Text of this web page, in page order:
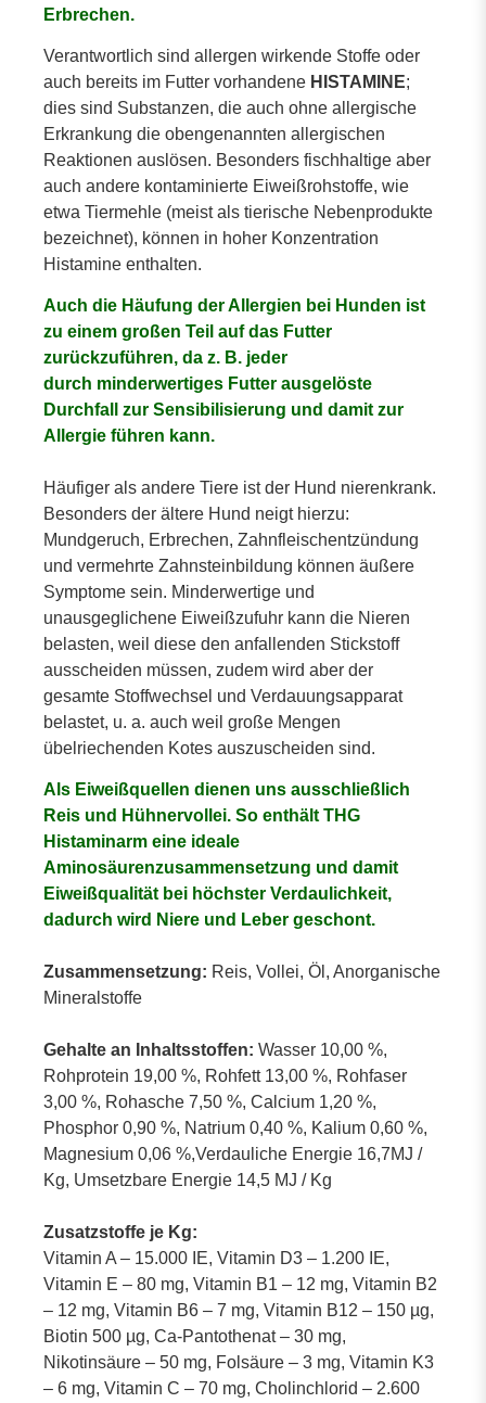
Erbrechen.
Verantwortlich sind allergen wirkende Stoffe oder
auch bereits im Futter vorhandene HISTAMINE;
dies sind Substanzen, die auch ohne allergische
Erkrankung die obengenannten allergischen
Reaktionen auslösen. Besonders fischhaltige aber
auch andere kontaminierte Eiweißrohstoffe, wie
etwa Tiermehle (meist als tierische Nebenprodukte
bezeichnet), können in hoher Konzentration
Histamine enthalten.
Auch die Häufung der Allergien bei Hunden ist
zu einem großen Teil auf das Futter
zurückzuführen, da z. B. jeder
durch minderwertiges Futter ausgelöste
Durchfall zur Sensibilisierung und damit zur
Allergie führen kann.
Häufiger als andere Tiere ist der Hund nierenkrank.
Besonders der ältere Hund neigt hierzu:
Mundgeruch, Erbrechen, Zahnfleischentzündung
und vermehrte Zahnsteinbildung können äußere
Symptome sein. Minderwertige und
unausgeglichene Eiweißzufuhr kann die Nieren
belasten, weil diese den anfallenden Stickstoff
ausscheiden müssen, zudem wird aber der
gesamte Stoffwechsel und Verdauungsapparat
belastet, u. a. auch weil große Mengen
übelriechenden Kotes auszuscheiden sind.
Als Eiweißquellen dienen uns ausschließlich
Reis und Hühnervollei. So enthält THG
Histaminarm eine ideale
Aminosäurenzusammensetzung und damit
Eiweißqualität bei höchster Verdaulichkeit,
dadurch wird Niere und Leber geschont.
Zusammensetzung: Reis, Vollei, Öl, Anorganische
Mineralstoffe
Gehalte an Inhaltsstoffen: Wasser 10,00 %,
Rohprotein 19,00 %, Rohfett 13,00 %, Rohfaser
3,00 %, Rohasche 7,50 %, Calcium 1,20 %,
Phosphor 0,90 %, Natrium 0,40 %, Kalium 0,60 %,
Magnesium 0,06 %,Verdauliche Energie 16,7MJ /
Kg, Umsetzbare Energie 14,5 MJ / Kg
Zusatzstoffe je Kg:
Vitamin A – 15.000 IE, Vitamin D3 – 1.200 IE,
Vitamin E – 80 mg, Vitamin B1 – 12 mg, Vitamin B2
– 12 mg, Vitamin B6 – 7 mg, Vitamin B12 – 150 µg,
Biotin 500 µg, Ca-Pantothenat – 30 mg,
Nikotinsäure – 50 mg, Folsäure – 3 mg, Vitamin K3
– 6 mg, Vitamin C – 70 mg, Cholinchlorid – 2.600